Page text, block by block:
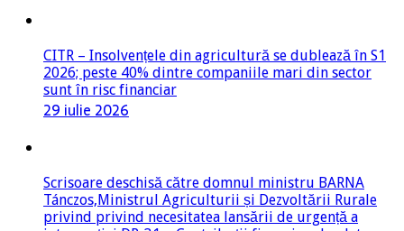
CITR – Insolvențele din agricultură se dublează în S1
2026; peste 40% dintre companiile mari din sector
sunt în risc financiar
29 iulie 2026
Scrisoare deschisă către domnul ministru BARNA
Tánczos,Ministrul Agriculturii și Dezvoltării Rurale
privind privind necesitatea lansării de urgență a